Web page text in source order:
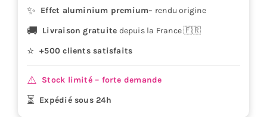
-
aluminium
moto
✨ Effet aluminium premium– rendu origine
🚚 Livraison gratuite depuis la France 🇫🇷
⭐ +500 clients satisfaits
⚠️ Stock limité – forte demande
⏳ Expédié sous 24h